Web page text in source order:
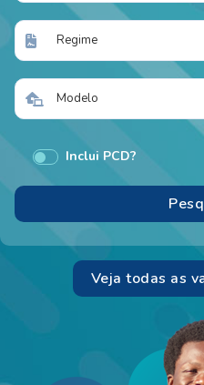
Regime
Modelo
Inclui PCD?
Veja todas as